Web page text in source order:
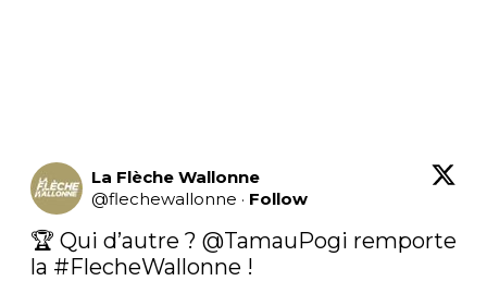
La Flèche Wallonne
@flechewallonne · Follow
🏆 Qui d’autre ? @TamauPogi remporte
la #FlecheWallonne !